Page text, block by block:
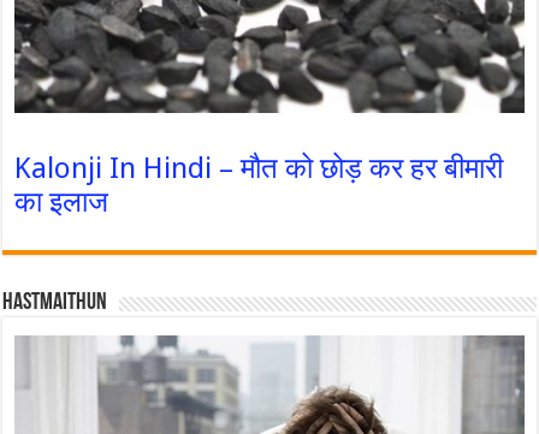
Kalonji In Hindi – मौत को छोड़ कर हर बीमारी
का इलाज
Hastmaithun